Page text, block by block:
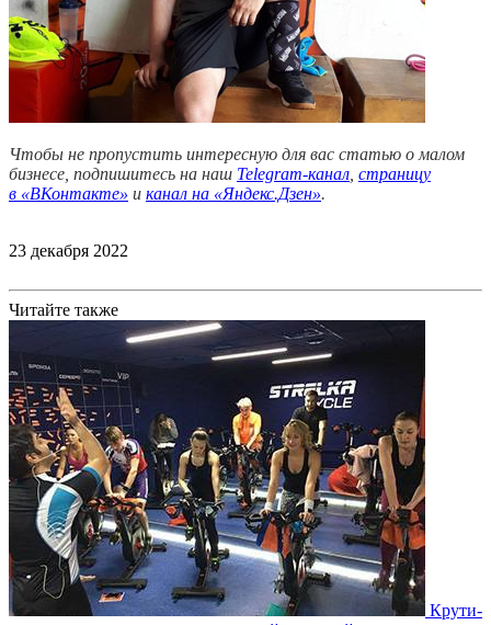
Чтобы не пропустить интересную для вас статью о малом
бизнесе, подпишитесь на наш Telegram-канал страницу
в «ВКонтакте» и канал на «Яндекс.Дзен».
23 декабря 2022
Читайте также
Крути-